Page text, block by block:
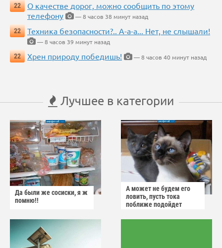
22
О качестве дорог, можно сообщить по этому
телефону
— 8 часов 38 минут назад
22
Техника безопасности?.. А-а-а... Нет, не слышали!
— 8 часов 39 минут назад
22
Хрен природу победишь! — 8 часов 40 минут назад
Лучшее в категории
Да были же сосиски, я ж
помню!!
А может не будем его
ловить, пусть тока
поближе подойдет